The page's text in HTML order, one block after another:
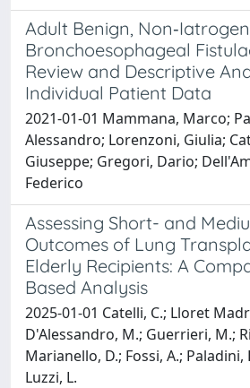
Adult Benign,
Bronchoesophageal
Review and Descriptive
Individual Patient Data
2021-01-01 Mammana, Marco;
Alessandro; Lorenzoni, Giulia;
Giuseppe; Gregori, Dario;
Federico
Assessing Short- and
Outcomes of Lung
Elderly Recipients: A
Based Analysis
2025-01-01 Catelli, C.; Lloret
D'Alessandro, M.; Guerrieri, M.;
Marianello, D.; Fossi, A.; Paladini,
Luzzi, L.